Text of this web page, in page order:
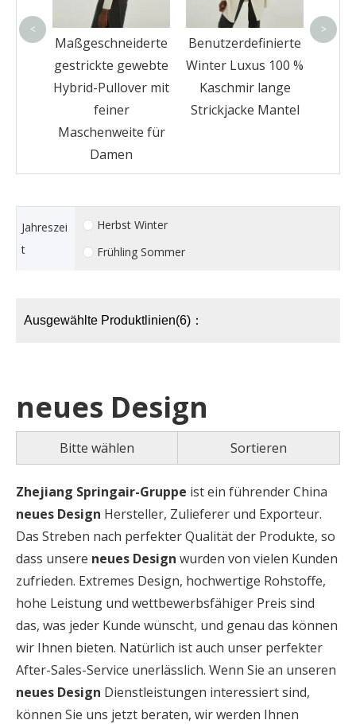
Maßgeschneiderte
gestrickte gewebte
Hybrid-Pullover mit
feiner
Maschenweite für
Damen
Benutzerdefinierte
Winter Luxus 100 %
Kaschmir lange
Strickjacke Mantel
< >
Jahreszei
t
Herbst Winter
Frühling Sommer
Ausgewählte Produktlinien(6)：
neues Design
Bitte wählen Sortieren
Zhejiang Springair-Gruppe ist ein führender China
neues Design Hersteller, Zulieferer und Exporteur.
Das Streben nach perfekter Qualität der Produkte, so
dass unsere neues Design wurden von vielen Kunden
zufrieden. Extremes Design, hochwertige Rohstoffe,
hohe Leistung und wettbewerbsfähiger Preis sind
das, was jeder Kunde wünscht, und genau das können
wir Ihnen bieten. Natürlich ist auch unser perfekter
After-Sales-Service unerlässlich. Wenn Sie an unseren
neues Design Dienstleistungen interessiert sind,
können Sie uns jetzt beraten, wir werden Ihnen